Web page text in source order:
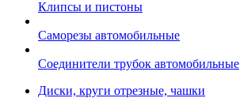
Клипсы и пистоны
Саморезы автомобильные
Соединители трубок автомобильные
Диски, круги отрезные, чашки